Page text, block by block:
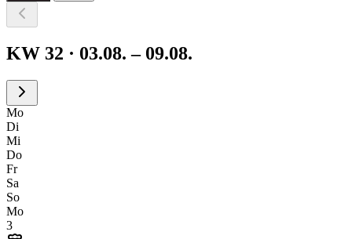
KW 32 · 03.08. – 09.08.
Mo
Di
Mi
Do
Fr
Sa
So
Mo
3